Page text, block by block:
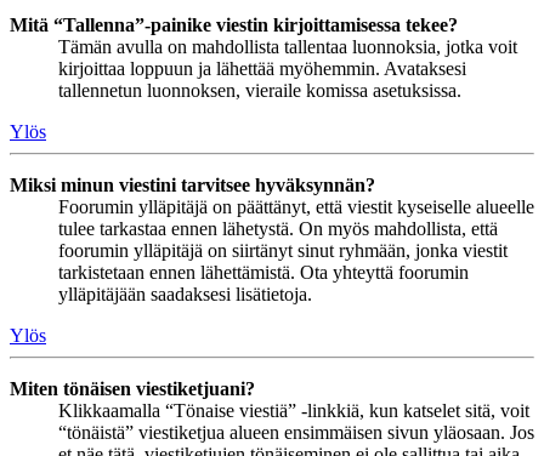
Mitä “Tallenna”-painike viestin kirjoittamisessa tekee?
Tämän avulla on mahdollista tallentaa luonnoksia, jotka voit
kirjoittaa loppuun ja lähettää myöhemmin. Avataksesi
tallennetun luonnoksen, vieraile komissa asetuksissa.
Ylös
Miksi minun viestini tarvitsee hyväksynnän?
Foorumin ylläpitäjä on päättänyt, että viestit kyseiselle alueelle
tulee tarkastaa ennen lähetystä. On myös mahdollista, että
foorumin ylläpitäjä on siirtänyt sinut ryhmään, jonka viestit
tarkistetaan ennen lähettämistä. Ota yhteyttä foorumin
ylläpitäjään saadaksesi lisätietoja.
Ylös
Miten tönäisen viestiketjuani?
Klikkaamalla “Tönaise viestiä” -linkkiä, kun katselet sitä, voit
“tönäistä” viestiketjua alueen ensimmäisen sivun yläosaan. Jos